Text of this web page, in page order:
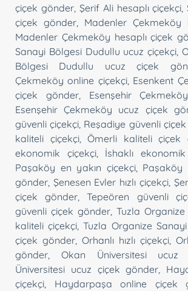
çiçek gönder, Şerif Ali hesaplı çiçekçi ,
çiçek gönder
Madenler Çekmeköy
Madenler Çekmeköy hesaplı çiçek
Sanayi Bölgesi Dudullu ucuz çiçekçi ,
Bölgesi Dudullu ucuz çiçek
Çekmeköy online çiçekçi, Esenkent
çiçek gönder, Esenşehir
Esenşehir Çekmeköy ucuz çiçek
güvenli çiçekçi Reşadiye güvenli
kaliteli çiçekçi, Ömerli kaliteli çiçek
ekonomik çiçekçi, İshaklı
Paşaköy en yakın çiçekçi, Paşaköy
gönder Şenesen Evler hızlı çiçekçi,
çiçek gönder ,Tepeören güvenli
güvenli çiçek gönder Tuzla
kaliteli çiçekçi ,Tuzla Organize
çiçek gönder Orhanlı hızlı çiçekçi
gönder
Okan Üniversitesi ucuz
Üniversitesi ucuz çiçek gönder
çiçekçi
Haydarpaşa online çiçek